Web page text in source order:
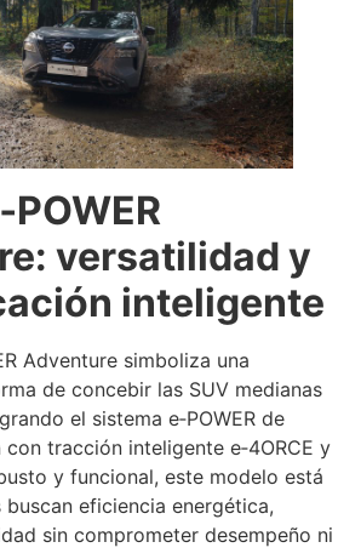
versatilidad y
inteligente
Adventure simboliza una
de concebir las SUV medianas
el sistema e‑POWER de
tracción inteligente e‑4ORCE y
y funcional, este modelo está
eficiencia energética,
sin comprometer desempeño ni